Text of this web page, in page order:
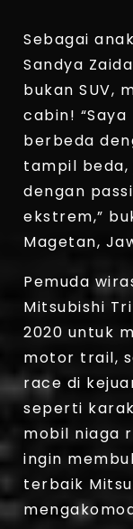
Sebagai
Sandya
bukan SUV,
cabin!
berbeda
tampil beda,
dengan
ekstrem,”
Magetan,
Pemuda
Mitsubishi
2020 untuk
motor trail,
race di
seperti
mobil niaga
ingin
terbaik